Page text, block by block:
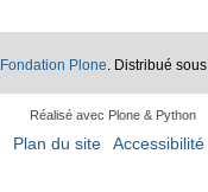
Fondation Plone . Distribué sous
Réalisé avec Plone & Python
Plan du site Accessibilité